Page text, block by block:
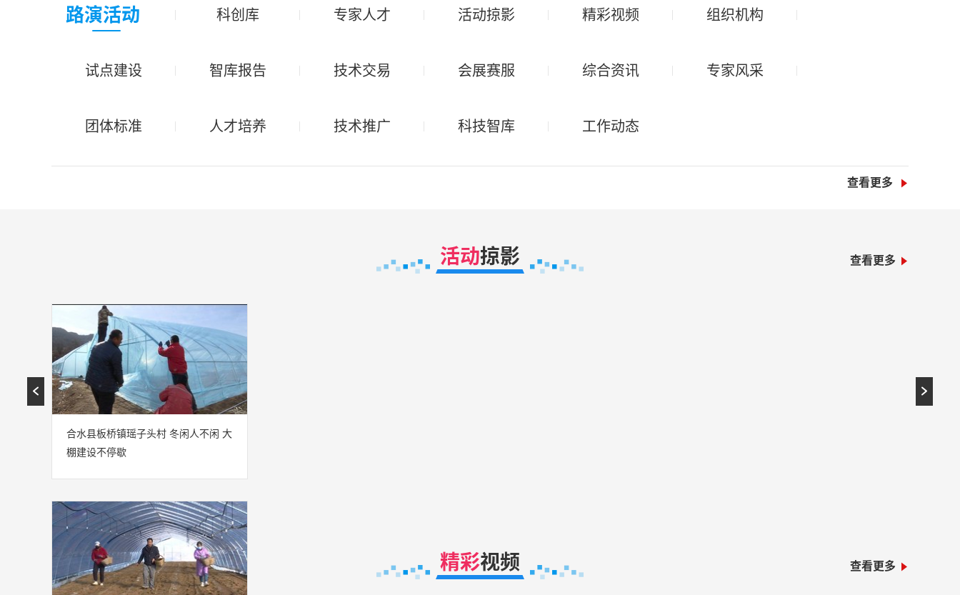
路演活动 科创库 专家人才 活动掠影 精彩视频 组织机构
试点建设 智库报告 技术交易 会展赛服 综合资讯 专家风采
团体标准 人才培养 技术推广 科技智库 工作动态
查看更多 
活动掠影 查看更多 
合水县板桥镇瑶子头村 冬闲人不闲 大
棚建设不停歇
 
精彩视频 查看更多 